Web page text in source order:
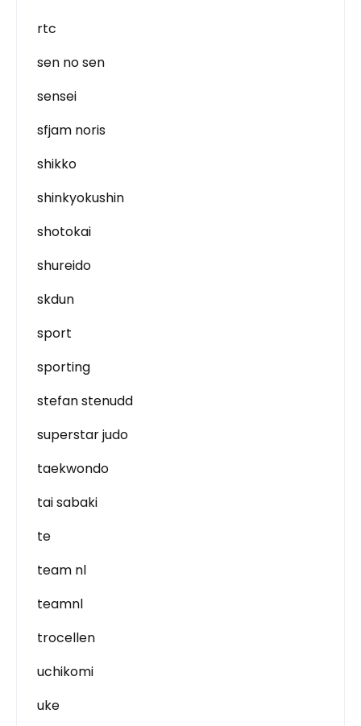
rtc
sen no sen
sensei
sfjam noris
shikko
shinkyokushin
shotokai
shureido
skdun
sport
sporting
stefan stenudd
superstar judo
taekwondo
tai sabaki
te
team nl
teamnl
trocellen
uchikomi
uke